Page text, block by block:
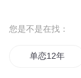
您是不是在找：
单恋12年